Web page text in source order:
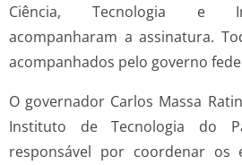
Ciência, Tecnologia e
acompanharam a assinatura.
acompanhados pelo governo
O governador Carlos Massa
Instituto de Tecnologia do
responsável por coordenar os